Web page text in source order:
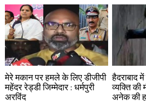
मेरे मकान पर हमले के लिए डीजीपी
महेंदर रेड्डी जिम्मेदार : धर्मपुरी
अरविंद
हैदराबाद
व्यक्ति की
अनेक की